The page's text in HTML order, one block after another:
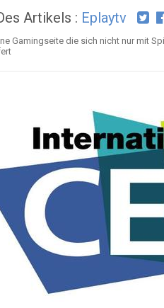
Artikels : Eplaytv
Gamingseite die sich nicht nur mit